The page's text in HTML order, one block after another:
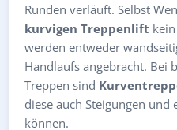
Runden verläuft. Selbst
kurvigen Treppenlift
werden entweder
Handlaufs angebracht. Bei
Treppen sind
diese auch Steigungen und
können.